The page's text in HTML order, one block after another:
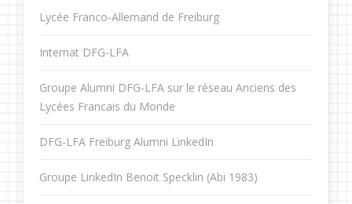
Lycée Franco-Allemand de Freiburg
Internat DFG-LFA
Groupe Alumni DFG-LFA sur le réseau Anciens des
Lycées Francais du Monde
DFG-LFA Freiburg Alumni LinkedIn
Groupe LinkedIn Benoit Specklin (Abi 1983)